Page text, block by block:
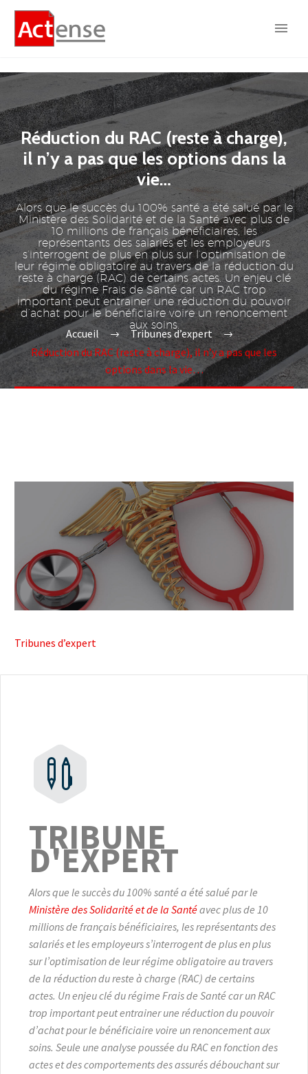
Réduction du RAC (reste à charge),
il n’y a pas que les options dans la
vie…
Alors que le succès du 100% santé a été salué par le
Ministère des Solidarité et de la Santé avec plus de
10 millions de français bénéficiaires, les
représentants des salariés et les employeurs
s’interrogent de plus en plus sur l’optimisation de
leur régime obligatoire au travers de la réduction du
reste à charge (RAC) de certains actes. Un enjeu clé
du régime Frais de Santé car un RAC trop
important peut entrainer une réduction du pouvoir
d’achat pour le bénéficiaire voire un renoncement
aux soins.
Accueil
Tribunes d’expert
Réduction du RAC (reste à charge), il n’y a pas que les
options dans la vie…
Tribunes d’expert


TRIBUNE
D'EXPERT
Alors que le succès du 100% santé a été salué par le
Ministère des Solidarité et de la Santéavec plus de 10
millions de français bénéficiaires, les représentants des
salariés et les employeurs s’interrogent de plus en plus
sur l’optimisation de leur régime obligatoire au travers
de la réduction du reste à charge (RAC) de certains
actes. Un enjeu clé du régime Frais de Santé car un RAC
trop important peut entrainer une réduction du pouvoir
d’achat pour le bénéficiaire voire un renoncement aux
soins. Seule une analyse poussée du RAC en fonction des
actes et des comportements des assurés débouchant sur